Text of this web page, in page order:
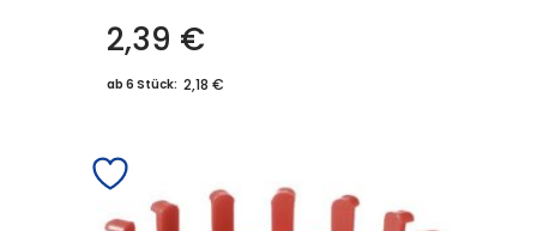
2,39 €
ab 6 Stück: 2,18 €